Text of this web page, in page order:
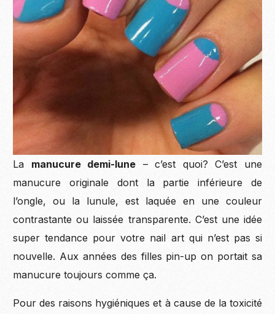
La manucure demi-lune – c’est quoi? C’est une
manucure originale dont la partie inférieure de
l’ongle, ou la lunule, est laquée en une couleur
contrastante ou laissée transparente. C’est une idée
super tendance pour votre nail art qui n’est pas si
nouvelle. Aux années des filles pin-up on portait sa
manucure toujours comme ça.
Pour des raisons hygiéniques et à cause de la toxicité